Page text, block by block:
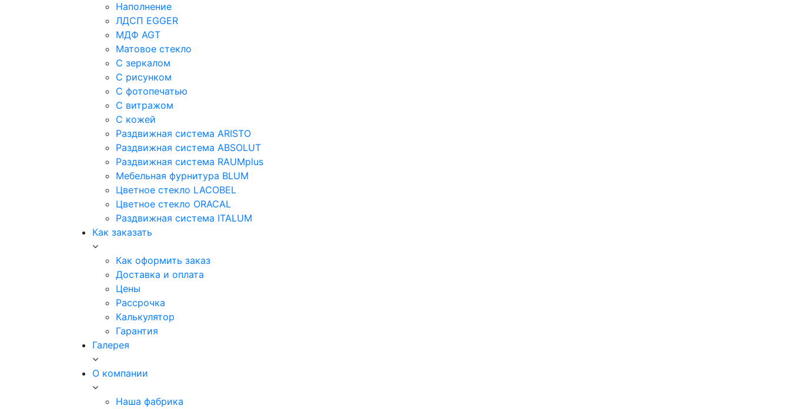
Наполнение
ЛДСП EGGER
МДФ AGT
Матовое стекло
С зеркалом
С рисунком
С фотопечатью
С витражом
С кожей
Раздвижная система ARISTO
Раздвижная система ABSOLUT
Раздвижная система RAUMplus
Мебельная фурнитура BLUM
Цветное стекло LACOBEL
Цветное стекло ORACAL
Раздвижная система ITALUM
Как заказать
Как оформить заказ
Доставка и оплата
Цены
Рассрочка
Калькулятор
Гарантия
Галерея
О компании
Наша фабрика